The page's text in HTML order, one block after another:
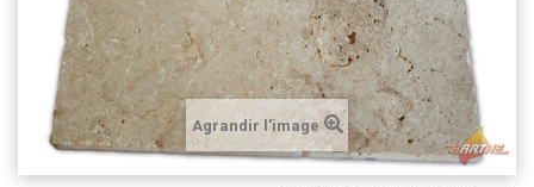
Agrandir l'image